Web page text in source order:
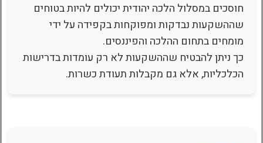
חוסכים במסלול הלכה יהודית יכולים להיות בטוחים
שההשקעות נבדקות ומפוקחות בקפידה על ידי
מומחים בתחום ההלכה והפיננסים.
כך ניתן להבטיח שההשקעות לא רק עומדות בדרישות
הכלכליות, אלא גם מקבלות תעודת כשרות.